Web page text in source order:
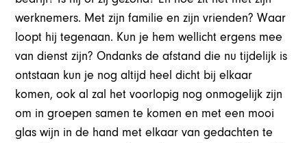
werknemers. Met zijn familie en zijn vrienden? Waar
loopt hij tegenaan. Kun je hem wellicht ergens mee
van dienst zijn? Ondanks de afstand die nu tijdelijk is
ontstaan kun je nog altijd heel dicht bij elkaar
komen, ook al zal het voorlopig nog onmogelijk zijn
om in groepen samen te komen en met een mooi
glas wijn in de hand met elkaar van gedachten te